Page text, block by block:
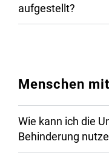
aufgestellt?
Gebäude
Informatik,
Menschen
Wie kann ich die
Behinderung